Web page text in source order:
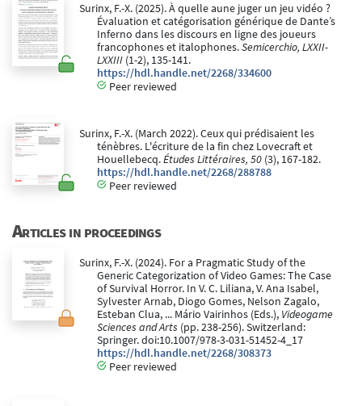
Surinx, F.-X. (2025). À quelle aune juger un jeu vidéo ?
Évaluation et catégorisation générique de Dante’s
Inferno dans les discours en ligne des joueurs
francophones et italophones.Semicerchio, LXXII-
LXXIII (1-2), 135-141.
https://hdl.handle.net/2268/334600
Peer reviewed
Surinx, F.-X. (March 2022). Ceux qui prédisaient les
ténèbres. L'écriture de la fin chez Lovecraft et
Houellebecq.Études Littéraires, 50 (3), 167-182.
https://hdl.handle.net/2268/288788
Peer reviewed
Articles in proceedings
Surinx, F.-X. (2024). For a Pragmatic Study of the
Generic Categorization of Video Games: The Case
of Survival Horror. In V. C. Liliana, V. Ana Isabel,
Sylvester Arnab, Diogo Gomes, Nelson Zagalo,
Esteban Clua, ... Mário Vairinhos (Eds.), Videogame
Sciences and Arts (pp. 238-256). Switzerland:
Springer. doi:10.1007/978-3-031-51452-4_17
https://hdl.handle.net/2268/308373
Peer reviewed